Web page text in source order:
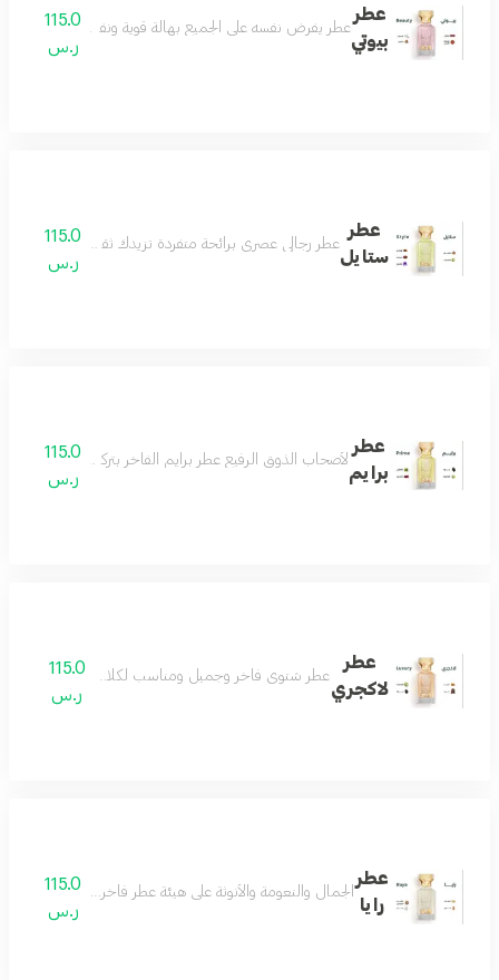
عطر
بيوتي
عطر يفرض نفسه على الجميع بهالة قوية ونفاذة تسحر كل
115.0
ر.س
عطر
ستايل
عطر رجالي عصري برائحة متفردة تزيدك ثقة وأناقة تفوق
115.0
ر.س
عطر
برايم
لأصحاب الذوق الرفيع عطر برايم الفاخر بتركيبة فريدة من
115.0
ر.س
عطر
لاكجري
عطر شتوي فاخر وجميل ومناسب لكلا الجنسين عطر
115.0
ر.س
عطر
رايا
الجمال والنعومة والأنوثة على هيئة عطر فاخر مزيج من
115.0
ر.س